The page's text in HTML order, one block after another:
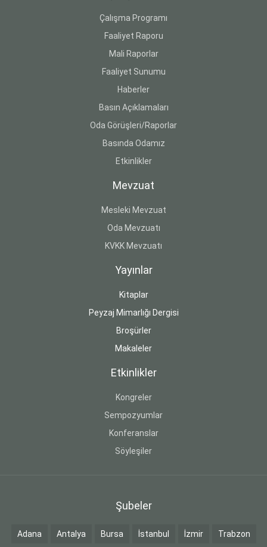
Çalışma Programı
Faaliyet Raporu
Mali Raporlar
Faaliyet Sunumu
Haberler
Basın Açıklamaları
Oda Görüşleri/Raporlar
Basında Odamız
Etkinlikler
Mevzuat
Mesleki Mevzuat
Oda Mevzuatı
KVKK Mevzuatı
Yayınlar
Kitaplar
Peyzaj Mimarlığı Dergisi
Broşürler
Makaleler
Etkinlikler
Kongreler
Sempozyumlar
Konferanslar
Söyleşiler
Şubeler
Adana Antalya Bursa İstanbul İzmir Trabzon